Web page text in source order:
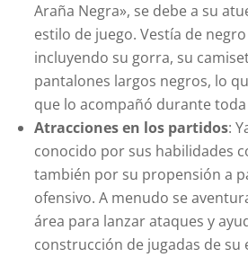
Araña Negra», se debe a su
estilo de juego. Vestía de
incluyendo su gorra, su
pantalones largos negros, lo
que lo acompañó durante
Atracciones en los partidos:
conocido por sus habilidades
también por su propensión a
ofensivo. A menudo se
área para lanzar ataques y
construcción de jugadas de su